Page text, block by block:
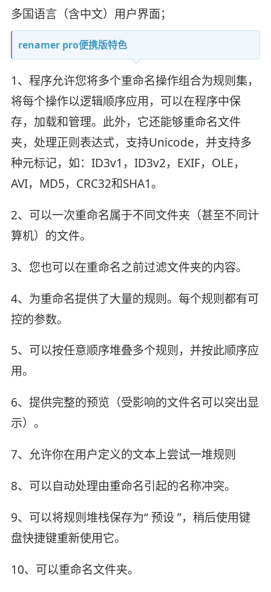
多国语言（含中文）用户界面；
renamer pro便携版特色
1、程序允许您将多个重命名操作组合为规则集，
将每个操作以逻辑顺序应用，可以在程序中保
存，加载和管理。此外，它还能够重命名文件
夹，处理正则表达式，支持Unicode，并支持多
种元标记，如：ID3v1，ID3v2，EXIF，OLE，
AVI，MD5，CRC32和SHA1。
2、可以一次重命名属于不同文件夹（甚至不同计
算机）的文件。
3、您也可以在重命名之前过滤文件夹的内容。
4、为重命名提供了大量的规则。每个规则都有可
控的参数。
5、可以按任意顺序堆叠多个规则，并按此顺序应
用。
6、提供完整的预览（受影响的文件名可以突出显
示）。
7、允许你在用户定义的文本上尝试一堆规则
8、可以自动处理由重命名引起的名称冲突。
9、可以将规则堆栈保存为“ 预设 ”，稍后使用键
盘快捷键重新使用它。
10、可以重命名文件夹。